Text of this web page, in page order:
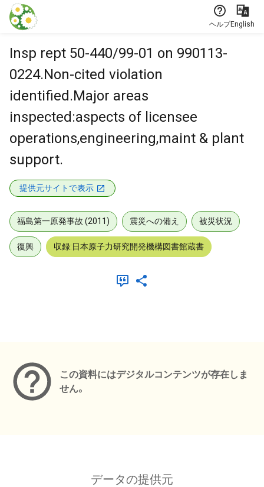
本文に飛ぶ
ヘルプEnglish
Insp rept 50-440/99-01 on 990113-
0224.Non-cited violation
identified.Major areas
inspected:aspects of licensee
operations,engineering,maint & plant
support.
提供元サイトで表示
福島第一原発事故 (2011) 震災への備え 被災状況
復興 収録:日本原子力研究開発機構図書館蔵書
この資料にはデジタルコンテンツが存在しま
せん。
データの提供元